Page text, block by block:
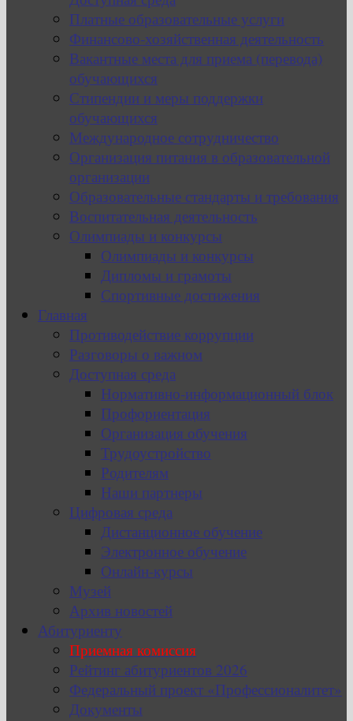
Платные образовательные услуги
Финансово-хозяйственная деятельность
Вакантные места для приема (перевода)
обучающихся
Стипендии и меры поддержки
обучающихся
Международное сотрудничество
Организация питания в образовательной
организации
Образовательные стандарты и требования
Воспитательная деятельность
Олимпиады и конкурсы
Олимпиады и конкурсы
Дипломы и грамоты
Спортивные достижения
Главная
Противодействие коррупции
Разговоры о важном
Доступная среда
Нормативно-информационный блок
Профориентация
Организация обучения
Трудоустройство
Родителям
Наши партнеры
Цифровая среда
Дистанционное обучение
Электронное обучение
Онлайн-курсы
Музей
Архив новостей
Абитуриенту
Приемная комиссия
Рейтинг абитуриентов 2026
Федеральный проект «Профессионалитет»
Документы